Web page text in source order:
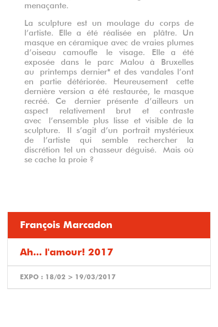
menaçante.
La sculpture est un moulage du corps de
l’artiste. Elle a été réalisée en plâtre. Un
masque en céramique avec de vraies plumes
d’oiseau camoufle le visage. Elle a été
exposée dans le parc Malou à Bruxelles
au printemps dernier* et des vandales l’ont
en partie détériorée. Heureusement cette
dernière version a été restaurée, le masque
recréé. Ce dernier présente d’ailleurs un
aspect relativement brut et contraste
avec l’ensemble plus lisse et visible de la
sculpture. Il s’agit d’un portrait mystérieux
de l’artiste qui semble rechercher la
discrétion tel un chasseur déguisé. Mais où
se cache la proie ?
François Marcadon
Ah... l'amour! 2017
EXPO : 18/02 > 19/03/2017